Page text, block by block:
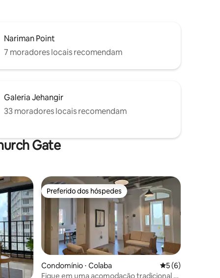
Nariman Point
7 moradores locais recomendam
Galeria Jehangir
33 moradores locais recomendam
Gate
Preferido dos hóspedes
Preferido dos hóspedes
Condomínio ⋅ Colaba 5 de uma
5 (6)
Fique em uma acomodação tradicional e